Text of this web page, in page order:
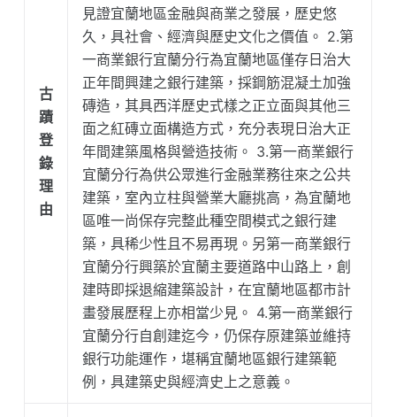
古
蹟
登
錄
理
由
見證宜蘭地區金融與商業之發展，歷史悠
久，具社會、經濟與歷史文化之價值。 2.第
一商業銀行宜蘭分行為宜蘭地區僅存日治大
正年間興建之銀行建築，採鋼筋混凝土加強
磚造，其具西洋歷史式樣之正立面與其他三
面之紅磚立面構造方式，充分表現日治大正
年間建築風格與營造技術。 3.第一商業銀行
宜蘭分行為供公眾進行金融業務往來之公共
建築，室內立柱與營業大廳挑高，為宜蘭地
區唯一尚保存完整此種空間模式之銀行建
築，具稀少性且不易再現。另第一商業銀行
宜蘭分行興築於宜蘭主要道路中山路上，創
建時即採退縮建築設計，在宜蘭地區都市計
畫發展歷程上亦相當少見。 4.第一商業銀行
宜蘭分行自創建迄今，仍保存原建築並維持
銀行功能運作，堪稱宜蘭地區銀行建築範
例，具建築史與經濟史上之意義。